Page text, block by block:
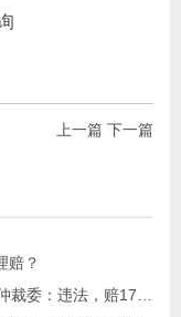
上一篇 下一篇
赔？